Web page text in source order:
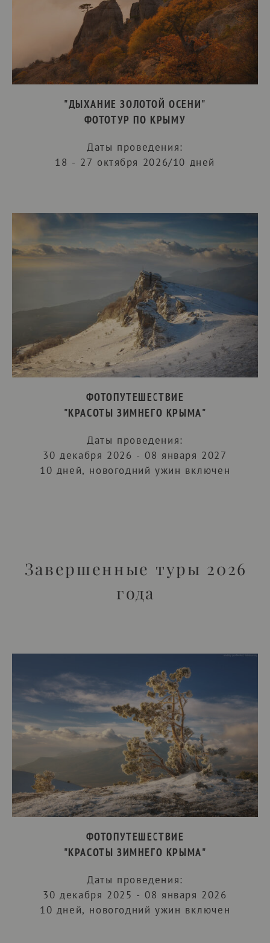
"ДЫХАНИЕ ЗОЛОТОЙ ОСЕНИ"
ФОТОТУР ПО КРЫМУ
Даты проведения:
18 - 27 октября 2026/10 дней
ФОТОПУТЕШЕСТВИЕ
"КРАСОТЫ ЗИМНЕГО КРЫМА"
Даты проведения:
30 декабря 2026 - 08 января 2027
10 дней, новогодний ужин включен
Завершенные туры 2026
года
ФОТОПУТЕШЕСТВИЕ
"КРАСОТЫ ЗИМНЕГО КРЫМА"
Даты проведения:
30 декабря 2025 - 08 января 2026
10 дней, новогодний ужин включен